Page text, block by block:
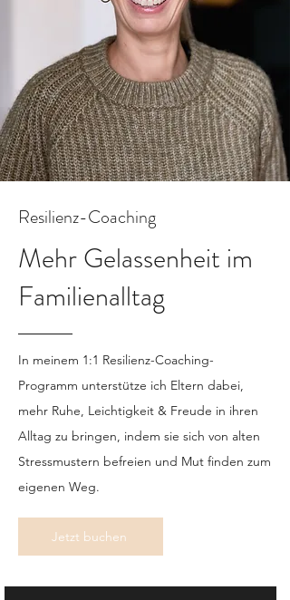
Resilienz-Coaching
Mehr Gelassenheit im
Familienalltag
In meinem 1:1 Resilienz-Coaching-
Programm unterstütze ich Eltern dabei,
mehr Ruhe, Leichtigkeit & Freude in ihren
Alltag zu bringen, indem sie sich von alten
Stressmustern befreien und Mut finden zum
eigenen Weg.
Jetzt buchen